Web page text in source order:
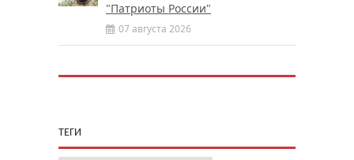
"Патриоты России"
07 августа 2026
ТЕГИ